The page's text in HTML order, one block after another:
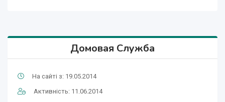
Домовая Служба
На сайті з: 19.05.2014
Активність: 11.06.2014